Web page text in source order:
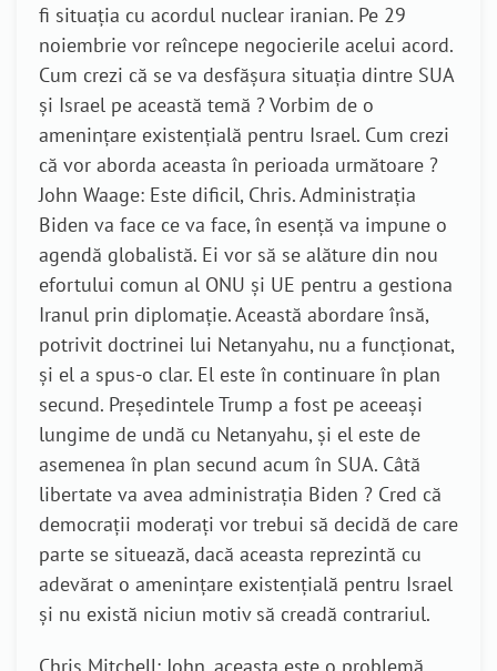
fi situația cu acordul nuclear iranian. Pe 29
noiembrie vor reîncepe negocierile acelui acord.
Cum crezi că se va desfășura situația dintre SUA
și Israel pe această temă ? Vorbim de o
amenințare existențială pentru Israel. Cum crezi
că vor aborda aceasta în perioada următoare ?
John Waage: Este dificil, Chris. Administrația
Biden va face ce va face, în esență va impune o
agendă globalistă. Ei vor să se alăture din nou
efortului comun al ONU și UE pentru a gestiona
Iranul prin diplomație. Această abordare însă,
potrivit doctrinei lui Netanyahu, nu a funcționat,
și el a spus-o clar. El este în continuare în plan
secund. Președintele Trump a fost pe aceeași
lungime de undă cu Netanyahu, și el este de
asemenea în plan secund acum în SUA. Câtă
libertate va avea administrația Biden ? Cred că
democrații moderați vor trebui să decidă de care
parte se situează, dacă aceasta reprezintă cu
adevărat o amenințare existențială pentru Israel
și nu există niciun motiv să creadă contrariul.